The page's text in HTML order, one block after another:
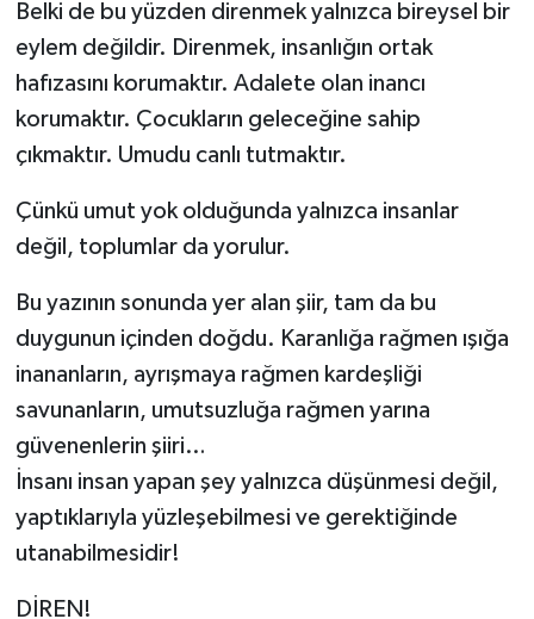
Belki de bu yüzden direnmek yalnızca bireysel bir
eylem değildir. Direnmek, insanlığın ortak
hafızasını korumaktır. Adalete olan inancı
korumaktır. Çocukların geleceğine sahip
çıkmaktır. Umudu canlı tutmaktır.
Çünkü umut yok olduğunda yalnızca insanlar
değil, toplumlar da yorulur.
Bu yazının sonunda yer alan şiir, tam da bu
duygunun içinden doğdu. Karanlığa rağmen ışığa
inananların, ayrışmaya rağmen kardeşliği
savunanların, umutsuzluğa rağmen yarına
güvenenlerin şiiri…
İnsanı insan yapan şey yalnızca düşünmesi değil,
yaptıklarıyla yüzleşebilmesi ve gerektiğinde
utanabilmesidir!
DİREN!